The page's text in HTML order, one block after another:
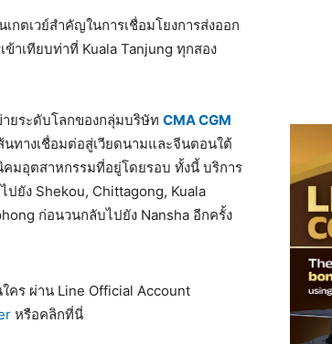
กตเวย์สำคัญในการเชื่อมโยงการส่งออก
าเทียบท่าที่ Kuala Tanjung ทุกสอง
ยระดับโลกของกลุ่มบริษัท CMA CGM
นทางเชื่อมต่อสู่เวียดนามและจีนตอนใต้
คมอุตสาหกรรมที่อยู่โดยรอบ ทั้งนี้ บริการ
ปยัง Shekou, Chittagong, Kuala
ก่อนวนกลับไปยัง Nansha อีกครั้ง
คร ผ่าน Line Official Account
หรือคลิกที่นี่